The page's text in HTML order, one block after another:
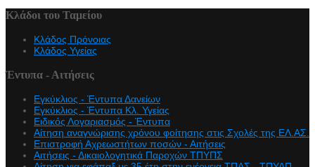
Κλάδοι του Ταμείου
Κλάδος Πρόνοιας
Κλάδος Υγείας
Έντυπα - Αιτήσεις
Εγκύκλιος - Έντυπα Δανείων
Εγκύκλιος - Έντυπα Κλ. Υγείας
Eιδικός Λογαριασμός - Έντυπα
Αίτηση αναγνώρισης χρόνου φοίτησης στις Σχολές της ΕΛ.ΑΣ.
Επιστροφή Αχρεωστήτων ποσών - Αιτήσεις
Αιτήσεις - Δικαιολογητικά Παροχών ΤΠΥΠΣ